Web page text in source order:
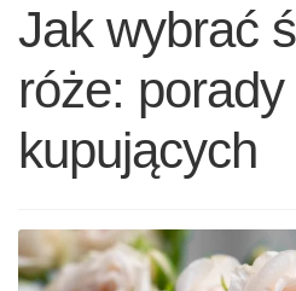
Jak wybrać
róże: porady
kupujących